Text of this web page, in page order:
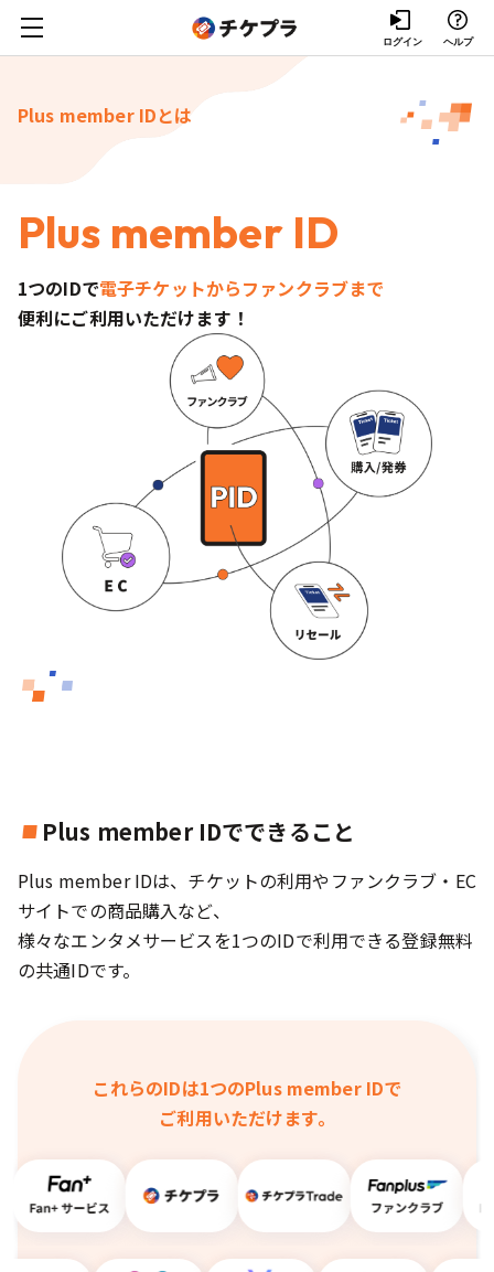
ログイン ヘルプ
Plus member IDとは
Plus member ID
1つのIDで電子チケットからファンクラブまで
便利にご利用いただけます！
Plus member IDでできること
Plus member IDは、チケットの利用やファンクラブ・EC
サイトでの商品購入など、
様々なエンタメサービスを1つのIDで利用できる登録無料
の共通IDです。
これらのIDは1つのPlus member IDで
ご利用いただけます。